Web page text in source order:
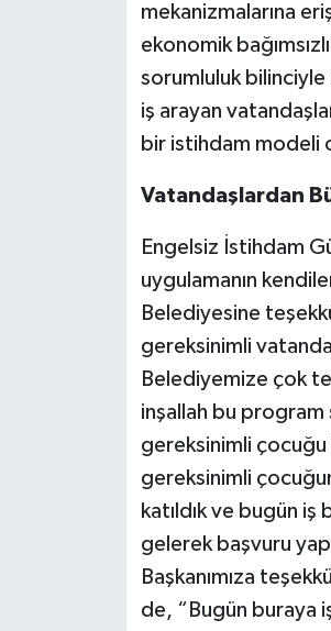
mekanizmalarına
ekonomik
sorumluluk bilinciyle
iş arayan
bir istihdam modeli
Vatandaşlardan
Engelsiz İstihdam
uygulamanın
Belediyesine
gereksinimli
Belediyemize çok
inşallah bu program
gereksinimli çocuğu
gereksinimli
katıldık ve bugün
gelerek başvuru
Başkanımıza
de, “Bugün buraya